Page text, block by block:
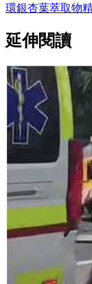
環銀杏葉萃取物
延伸閱讀